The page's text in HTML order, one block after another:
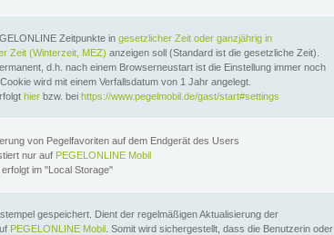
Zeitpunkte in gesetzlicher Zeit oder ganzjährig in
Zeit (Winterzeit, MEZ) anzeigen soll (Standard ist die gesetzliche Zeit).
d.h. nach einem Browserneustart ist die Einstellung immer noch
wird mit einem Verfallsdatum von 1 Jahr angelegt.
hier bzw. bei https://www.pegelmobil.de/gast/start#settings
von Pegelfavoriten auf dem Endgerät des Users
nur auf PEGELONLINE Mobil
im "Local Storage"
gespeichert. Dient der regelmäßigen Aktualisierung der
PEGELONLINE Mobil . Somit wird sichergestellt, dass die Benutzerin oder